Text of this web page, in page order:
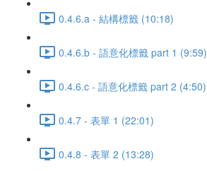
0.4.6.a - 結構標籤 (10:18)
0.4.6.b - 語意化標籤 part 1 (9:59)
0.4.6.c - 語意化標籤 part 2 (4:50)
0.4.7 - 表單 1 (22:01)
0.4.8 - 表單 2 (13:28)